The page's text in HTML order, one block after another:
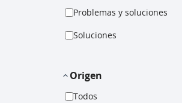
Problemas y soluciones
Soluciones
Origen
Todos